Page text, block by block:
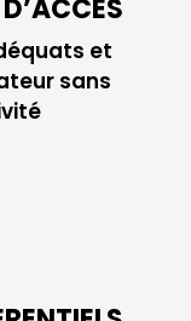
et
sans